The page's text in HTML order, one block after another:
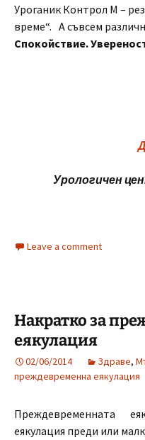
Уроганик Контрол М –
време“. А съвсем
Спокойствие.
Урологичен
Leave a comment
Накратко за
еякулация
02/06/2014 Здраве,
преждевременна еякулация
Преждевременната
еякулация преди или